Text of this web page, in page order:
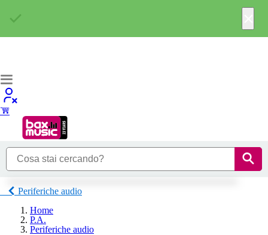
Periferiche audio
Home
P.A.
Periferiche audio